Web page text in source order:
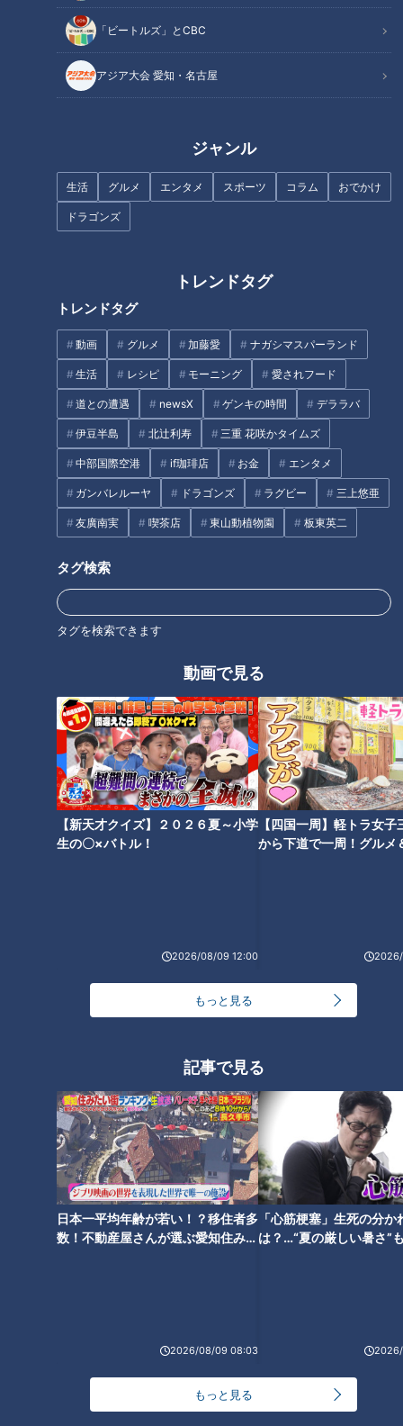
「ビートルズ」とCBC
アジア大会 愛知・名古屋
ジャンル
生活 グルメ エンタメ スポーツ コラム おでかけ
ドラゴンズ
トレンドタグ
トレンドタグ
動画 グルメ 加藤愛 ナガシマスパーランド
生活 レシピ モーニング 愛されフード
道との遭遇 newsX ゲンキの時間 デララバ
伊豆半島 北辻利寿 三重 花咲かタイムズ
中部国際空港 if珈琲店 お金 エンタメ
ガンバレルーヤ ドラゴンズ ラグビー 三上悠亜
友廣南実 喫茶店 東山動植物園 板東英二
タグ検索
タグを検索できます
動画で見る
【新天才クイズ】２０２６夏～小学
生の〇×バトル！
2026/08/09 12:00
【四国一周】軽トラ女子
から下道で一周！グルメ
もっと見る
記事で見る
日本一平均年齢が若い！？移住者多
数！不動産屋さんが選ぶ愛知住みた
2026/08/09 08:03
「心筋梗塞」生死の分か
は？…“夏の厳しい暑さ”
もっと見る
この「背のう」が日本の小学校にお目見えしたのは明治時代。
始まりは１８７７年（明治１０年）に開校した学習院の小学校
っていたが、通学については特に決まりはなかった。馬車や人
力車で送られてきたり、使用人が付き添ってきたり、登校風景
は様々だったが、多くの子どもたちは、自分で荷物を持たずに
学校へ通って来ていたと言う。しかし、そこに節目が訪れる。
「教育の場は平等。学校はそれぞれの家庭環境とは一線を引く
べきである」という声が持ち上がり、１８８５年（明治１８
年）に送り迎えは取りやめとなる、学用品を自分で持って登校
することになった。
教科書や文房具など沢山の学用品をどうやって学校へ持ってこ
ればいいのか？そこで学校側が思いついたのが、軍隊で使われ
め、両手が自由に使えて、転んだ場合など安全面でも問題がな
かった。時の総理大臣だった伊藤博文が、後に大正天皇となる
皇太子が学習院に入学した際に、箱型をした「背のう」を贈っ
「背のう」はオランダ語で「ransel（ランセル）」と言った。
セル」と呼ばれるようになった。
CBCテレビ：画像『写真AC』より「ランドセル」
３年後に学習院は、ランドセルの形や大きさを統一化した。素
ンドセルの原型になった。こうした箱形のカバンを背負うの
は、日本独自の文化だった。しかし何と言っても革製のカバ
ン、当時としては高級品だったため、一般家庭の子どもたち
は、これまでと変わらず、布で作った袋や風呂敷を使って登校
していた。ランドセルが全国の小学校に広がったのは戦後、日
本が高度成長期を迎えた昭和３０年代に入ってからのことだっ